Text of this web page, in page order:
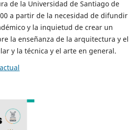
de la Universidad de Santiago de
a partir de la necesidad de difundir
y la inquietud de crear un
la enseñanza de la arquitectura y el
y la técnica y el arte en general.